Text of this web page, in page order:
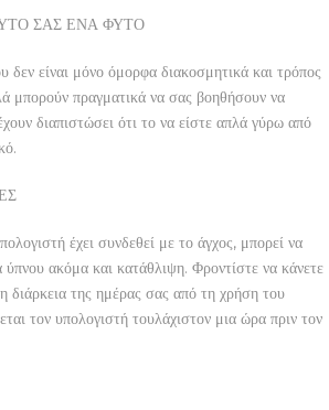
ΣΑΣ ΕΝΑ ΦΥΤΟ
είναι μόνο όμορφα διακοσμητικά και τρόπος
μπορούν πραγματικά να σας βοηθήσουν να
διαπιστώσει ότι το να είστε απλά γύρω από
έχει συνδεθεί με το άγχος, μπορεί να
ακόμα και κατάθλιψη. Φροντίστε να κάνετε
διάρκεια της ημέρας σας από τη χρήση του
τον υπολογιστή τουλάχιστον μια ώρα πριν τον